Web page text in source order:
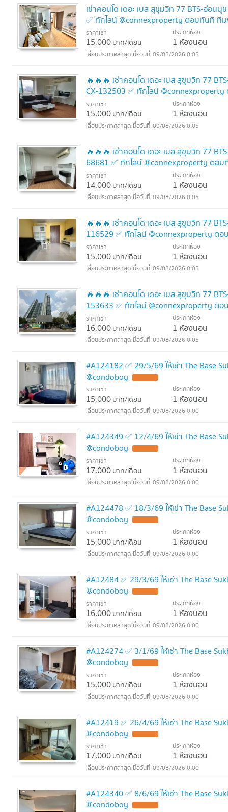
เช่าคอนโด เดอะ เบส สุขุมวิท 77 BTS-อ่อน
✅ ทักไลน์ @connexproperty ตอบทันที ที
ราคาเช่า
15,000บาท/เดือน
ประเภทห้อง
1 ห้องนอน
09/08/2026 0:05
🔥🔥🔥 เช่าคอนโด เดอะ เบส สุขุมวิท 77
CX-132503 ✅ ทักไลน์
ราคาเช่า
15,000บาท/เดือน
ประเภทห้อง
1 ห้องนอน
09/08/2026 0:05
🔥🔥🔥 เช่าคอนโด เดอะ เบส สุขุมวิท 77
68681 ✅ ทักไลน์ @connexproperty ตอ
ราคาเช่า
14,000บาท/เดือน
ประเภทห้อง
1 ห้องนอน
09/08/2026 0:05
🔥🔥🔥 เช่าคอนโด เดอะ เบส สุขุมวิท 77
116529 ✅ ทักไลน์ @connexproperty ต
ราคาเช่า
15,000บาท/เดือน
ประเภทห้อง
1 ห้องนอน
09/08/2026 0:05
🔥🔥🔥 เช่าคอนโด เดอะ เบส สุขุมวิท 77
153633 ✅ ทักไลน์ @connexproperty ต
ราคาเช่า
16,000บาท/เดือน
ประเภทห้อง
1 ห้องนอน
09/08/2026 0:05
#A124182 ✅ 29/5/69 ให้เช่า The Base
@condoboy
ราคาเช่า
15,000บาท/เดือน
ประเภทห้อง
1 ห้องนอน
09/08/2026 0:00
#A124349 ✅ 12/4/69 ให้เช่า The Base
@condoboy
ราคาเช่า
17,000บาท/เดือน
ประเภทห้อง
1 ห้องนอน
09/08/2026 0:00
#A124478 ✅ 18/3/69 ให้เช่า The Base
@condoboy
ราคาเช่า
15,000บาท/เดือน
ประเภทห้อง
1 ห้องนอน
09/08/2026 0:00
#A12484 ✅ 29/3/69 ให้เช่า The Base
@condoboy
ราคาเช่า
16,000บาท/เดือน
ประเภทห้อง
1 ห้องนอน
09/08/2026 0:00
#A124274 ✅ 3/1/69 ให้เช่า The Base
@condoboy
ราคาเช่า
15,000บาท/เดือน
ประเภทห้อง
1 ห้องนอน
09/08/2026 0:00
#A12419 ✅ 26/4/69 ให้เช่า The Base
@condoboy
ราคาเช่า
17,000บาท/เดือน
ประเภทห้อง
1 ห้องนอน
09/08/2026 0:00
#A124340 ✅ 8/6/69 ให้เช่า The Base
@condoboy